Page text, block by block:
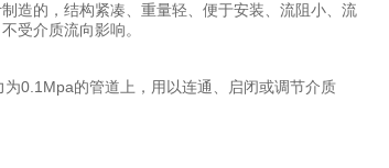
造的，结构紧凑、重量轻、便于安装、流阻小、流
受介质流向影响。
0.1Mpa的管道上，用以连通、启闭或调节介质